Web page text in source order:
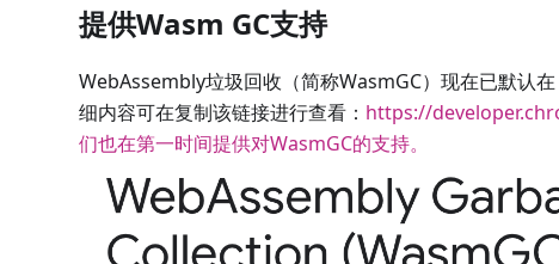
提供Wasm GC支持
WebAssembly垃圾回收（简称WasmGC）现在已默认
细内容可在复制该链接进行查看： https://
们也在第一时间提供对WasmGC的支持。